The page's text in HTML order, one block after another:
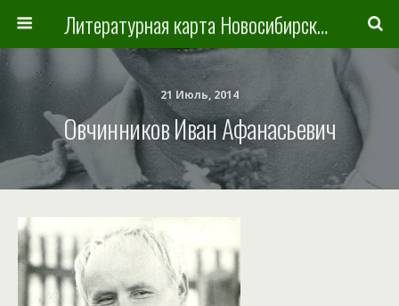
Литературная карта Новосибирска и Новосибирской области
21 Июль, 2014
Овчинников Иван Афанасьевич